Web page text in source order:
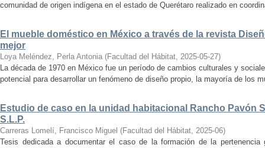
comunidad de origen indígena en el estado de Querétaro realizado en
El mueble doméstico en México a través de la revista
mejor
Loya Meléndez, Perla Antonia (Facultad del Hábitat, 2025-05-27)
La década de 1970 en México fue un período de cambios culturales y
potencial para desarrollar un fenómeno de diseño propio, la mayoría de los
Estudio de caso en la unidad habitacional Rancho Pavón
S.L.P.
Carreras Lomelí, Francisco Miguel (Facultad del Hábitat, 2025-06)
Tesis dedicada a documentar el caso de la formación de la